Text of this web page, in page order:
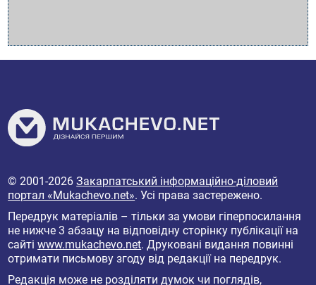
© 2001-2026Закарпатський інформаційно-діловий
портал «Mukachevo.net». Усі права застережено.
Передрук матеріалів – тільки за умови гіперпосилання
не нижче 3 абзацу на відповідну сторінку публікації на
сайтіwww.mukachevo.net. Друковані видання повинні
отримати письмову згоду від редакції на передрук.
Редакція може не розділяти думок чи поглядів,